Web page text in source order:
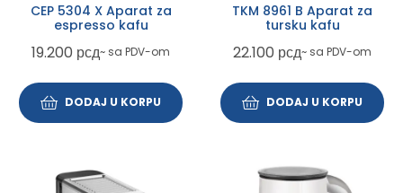
CEP 5304 X Aparat za
espresso kafu
19.200 рсд~ sa PDV-om
DODAJ U KORPU
TKM 8961 B Aparat za
tursku kafu
22.100 рсд~ sa PDV-om
DODAJ U KORPU